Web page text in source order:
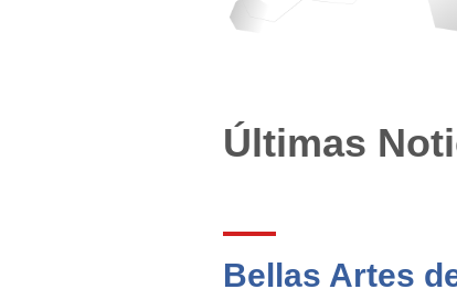
Tuna
Raúl
Últimas
Bellas Artes